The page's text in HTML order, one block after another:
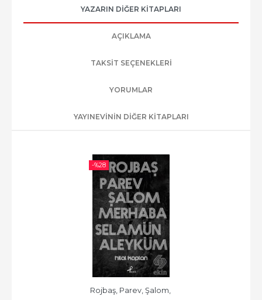
YAZARIN DIĞER KITAPLARI
AÇIKLAMA
TAKSIT SEÇENEKLERI
YORUMLAR
YAYINEVININ DIĞER KITAPLARI
-%28
Rojbaş, Parev, Şalom,